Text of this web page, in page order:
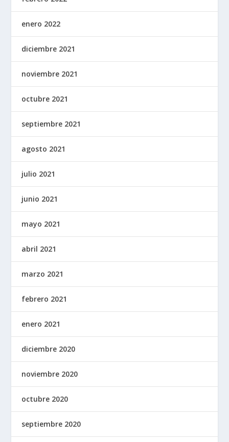
enero 2022
diciembre 2021
noviembre 2021
octubre 2021
septiembre 2021
agosto 2021
julio 2021
junio 2021
mayo 2021
abril 2021
marzo 2021
febrero 2021
enero 2021
diciembre 2020
noviembre 2020
octubre 2020
septiembre 2020